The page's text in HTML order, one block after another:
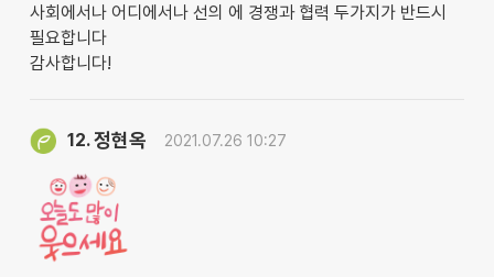
사회에서나 어디에서나 선의 에 경쟁과 협력 두가지가 반드시
필요합니다
감사합니다!
12.정현옥 2021.07.26 10:27